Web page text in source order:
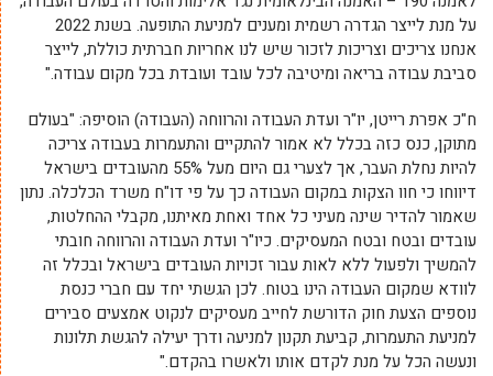
על מנת לייצר הגדרה רשמית ומענים למניעת התופעה. בשנת 2022
אנחנו צריכים וצריכות לזכור שיש לנו אחריות חברתית כוללת, לייצר
סביבת עבודה בריאה ומיטיבה לכל עובד ועובדת בכל מקום עבודה."
ח"כ אפרת רייטן, יו"ר ועדת העבודה והרווחה (העבודה) הוסיפה: "בעולם
מתוקן, כנס כזה בכלל לא אמור להתקיים והתעמרות בעבודה צריכה
להיות נחלת העבר, אך לצערי גם היום מעל 55% מהעובדים בישראל
דיווחו כי חוו הצקות במקום העבודה כך על פי דו"ח משרד הכלכלה. נתון
שאמור להדיר שינה מעיני כל אחד ואחת מאיתנו, מקבלי ההחלטות,
עובדים ובטח ובטח המעסיקים. כיו"ר ועדת העבודה והרווחה חובתי
להמשיך ולפעול ללא לאות עבור זכויות העובדים בישראל ובכלל זה
לוודא שמקום העבודה הינו בטוח. לכן הגשתי יחד עם חברי כנסת
נוספים הצעת חוק הדורשת לחייב מעסיקים לנקוט אמצעים סבירים
למניעת התעמרות, קביעת תקנון למניעה ודרך יעילה להגשת תלונות
ונעשה הכל על מנת לקדם אותו ולאשרו בהקדם."